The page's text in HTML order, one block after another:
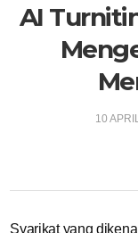
AI
10
Syarikat yang